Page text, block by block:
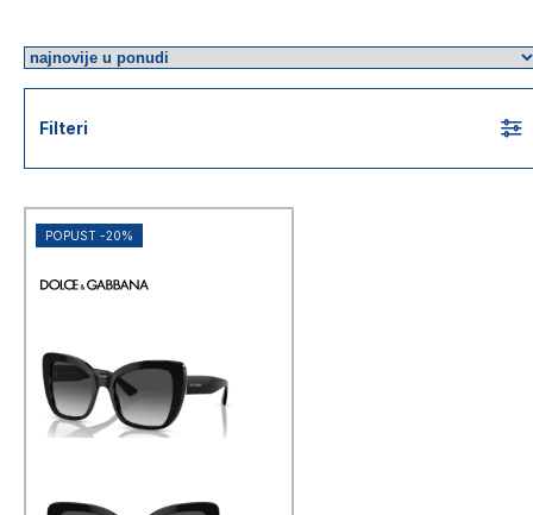
Filteri
POPUST -20%